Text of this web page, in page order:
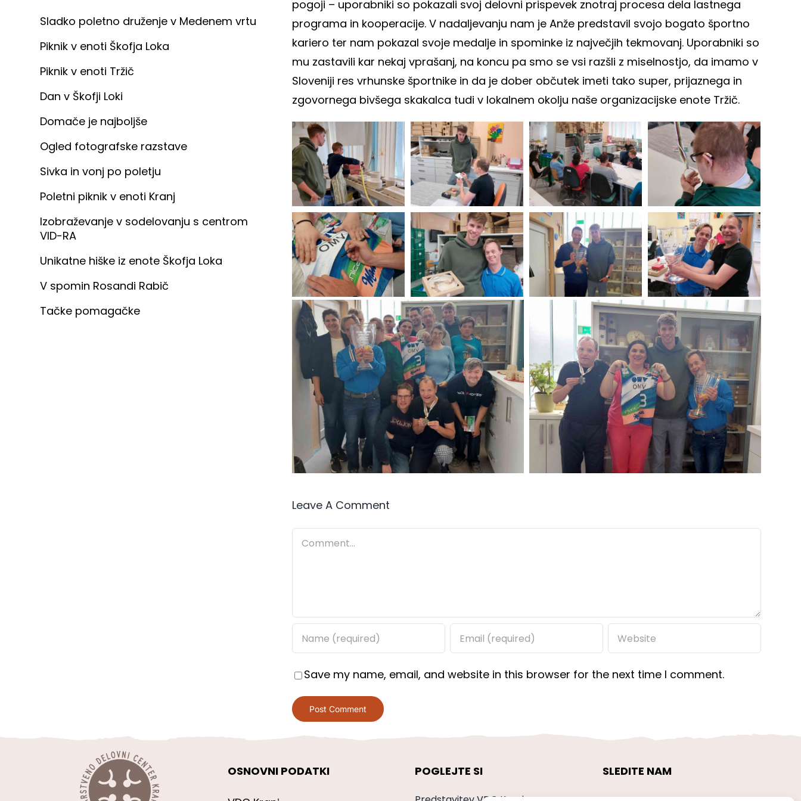
Sladko poletno druženje v Medenem vrtu
Piknik v enoti Škofja Loka
Piknik v enoti Tržič
Dan v Škofji Loki
Domače je najboljše
Ogled fotografske razstave
Sivka in vonj po poletju
Poletni piknik v enoti Kranj
Izobraževanje v sodelovanju s centrom
VID-RA
Unikatne hiške iz enote Škofja Loka
V spomin Rosandi Rabič
Tačke pomagačke
pogoji – uporabniki so pokazali svoj delovni prispevek znotraj procesa dela lastnega
programa in kooperacije. V nadaljevanju nam je Anže predstavil svojo bogato športno
kariero ter nam pokazal svoje medalje in spominke iz največjih tekmovanj. Uporabniki so
mu zastavili kar nekaj vprašanj, na koncu pa smo se vsi razšli z miselnostjo, da imamo v
Sloveniji res vrhunske športnike in da je dober občutek imeti tako super, prijaznega in
zgovornega bivšega skakalca tudi v lokalnem okolju naše organizacijske enote Tržič.
Leave A Comment
Comment
Save my name, email, and website in this browser for the next time I comment.
OSNOVNI PODATKI POGLEJTE SI SLEDITE NAM